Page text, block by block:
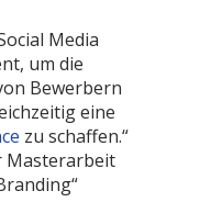
Media
um die
Bewerbern
eine
zu schaffen.“
Masterarbeit